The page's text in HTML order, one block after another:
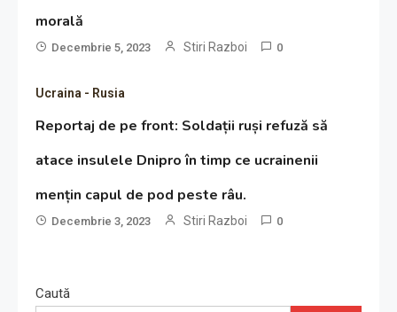
morală
Decembrie 5, 2023 Stiri Razboi 0
Ucraina - Rusia
Reportaj de pe front: Soldații ruși refuză să
atace insulele Dnipro în timp ce ucrainenii
mențin capul de pod peste râu.
Decembrie 3, 2023 Stiri Razboi 0
Caută